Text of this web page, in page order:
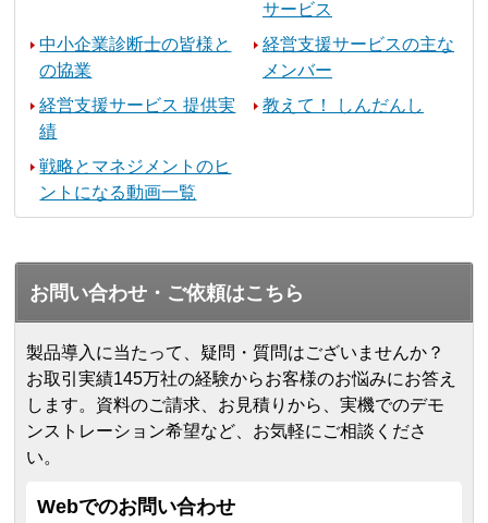
サービス
中小企業診断士の皆様と
の協業
経営支援サービスの主な
メンバー
経営支援サービス 提供実
績
教えて！ しんだんし
戦略とマネジメントのヒ
ントになる動画一覧
お問い合わせ・ご依頼はこちら
製品導入に当たって、疑問・質問はございませんか？
お取引実績145万社の経験からお客様のお悩みにお答え
します。 資料のご請求、お見積りから、実機でのデモ
ンストレーション希望など、お気軽にご相談くださ
い。
Webでのお問い合わせ